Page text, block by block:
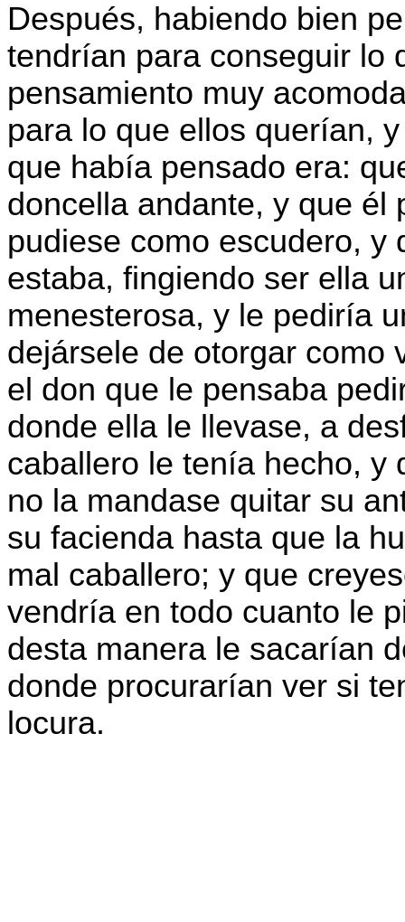
Después, habiendo bien
tendrían para conseguir lo
pensamiento muy
para lo que ellos querían,
que había pensado era:
doncella andante, y que él
pudiese como escudero,
estaba, fingiendo ser ella
menesterosa, y le pediría
dejársele de otorgar como
el don que le pensaba
donde ella le llevase, a
caballero le tenía hecho, y
no la mandase quitar su
su facienda hasta que la
mal caballero; y que
vendría en todo cuanto le
desta manera le sacarían
donde procurarían ver si
locura.